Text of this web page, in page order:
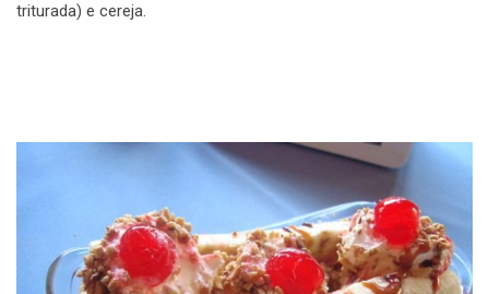
triturada) e cereja.